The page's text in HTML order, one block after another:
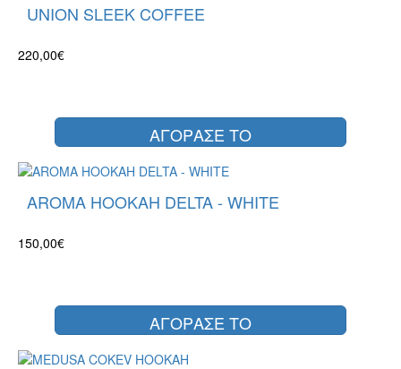
UNION SLEEK COFFEE
220,00€
ΑΓΟΡΑΣΕ ΤΟ
AROMA HOOKAH DELTA - WHITE
150,00€
ΑΓΟΡΑΣΕ ΤΟ